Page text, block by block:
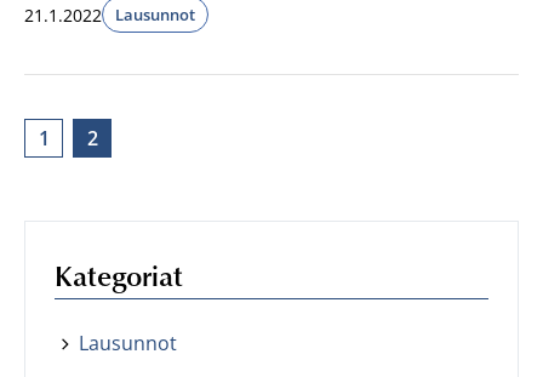
21.1.2022 Lausunnot
1 2
Kategoriat
Lausunnot